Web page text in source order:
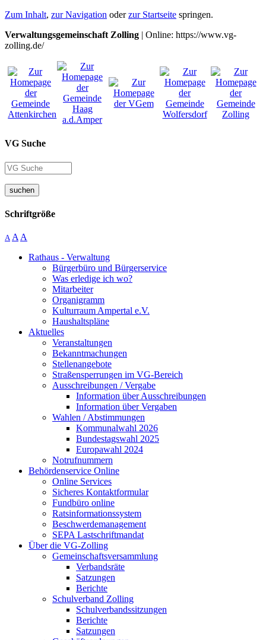
Zum Inhalt, zur Navigation oderzur Startseite springen.
Verwaltungsgemeinschaft Zolling | Online: https://www.vg-
zolling.de/
VG Suche
suchen
Schriftgröße
A A A
Rathaus - Verwaltung
Bürgerbüro und Bürgerservice
Was erledige ich wo?
Mitarbeiter
Organigramm
Kulturraum Ampertal e.V.
Haushaltspläne
Aktuelles
Veranstaltungen
Bekanntmachungen
Stellenangebote
Straßensperrungen im VG-Bereich
Ausschreibungen / Vergabe
Information über Ausschreibungen
Information über Vergaben
Wahlen / Abstimmungen
Kommunalwahl 2026
Bundestagswahl 2025
Europawahl 2024
Notrufnummern
Behördenservice Online
Online Services
Sicheres Kontaktformular
Fundbüro online
Ratsinformationssystem
Beschwerdemanagement
SEPA Lastschriftmandat
Über die VG-Zolling
Gemeinschaftsversammlung
Verbandsräte
Satzungen
Berichte
Schulverband Zolling
Schulverbandssitzungen
Berichte
Satzungen